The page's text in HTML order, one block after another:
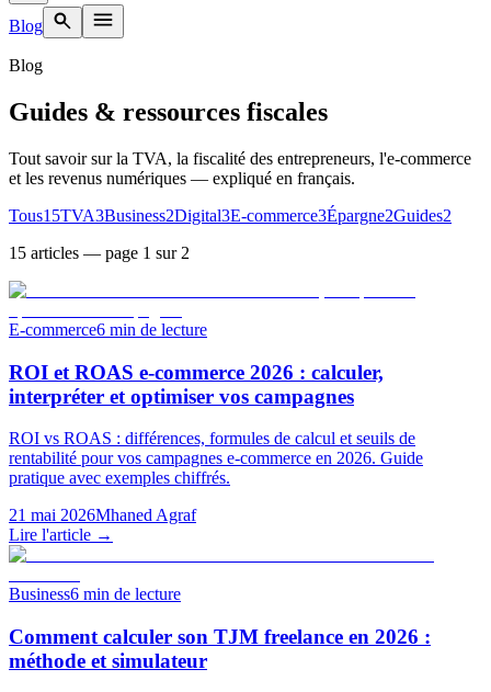
Blog
Blog
Guides & ressources fiscales
Tout savoir sur la TVA, la fiscalité des entrepreneurs, l'e-commerce
et les revenus numériques — expliqué en français.
Tous15TVA3Business2Digital3E-commerce3Épargne2Guides2
15 articles — page 1 sur 2
E-commerce6 min de lecture
ROI et ROAS e-commerce 2026 : calculer,
interpréter et optimiser vos campagnes
ROI vs ROAS : différences, formules de calcul et seuils de
rentabilité pour vos campagnes e-commerce en 2026. Guide
pratique avec exemples chiffrés.
21 mai 2026Mhaned Agraf
Lire l'article →
Business6 min de lecture
Comment calculer son TJM freelance en 2026 :
méthode et simulateur